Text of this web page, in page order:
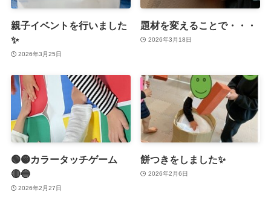
親子イベントを行いました
✨
2026年3月25日
題材を変えることで・・・
2026年3月18日
🟢🟡カラータッチゲーム
🔴🔵
2026年2月27日
餅つきをしました✨
2026年2月6日